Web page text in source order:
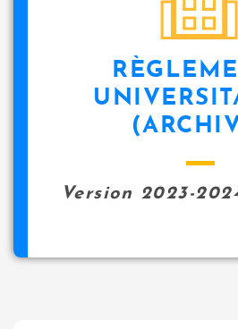
Version 2023-